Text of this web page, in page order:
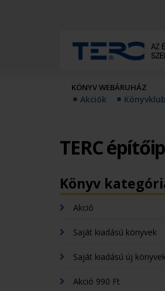
KÖNYV WEBÁRUHÁZ
Akciók Könyvklub
TERC
Könyv
Akció
Saját kiadású könyvek
Saját kiadású új
Akció 990 Ft